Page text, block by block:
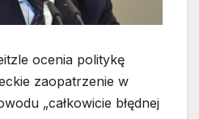
ocenia politykę
zaopatrzenie w
„całkowicie błędnej